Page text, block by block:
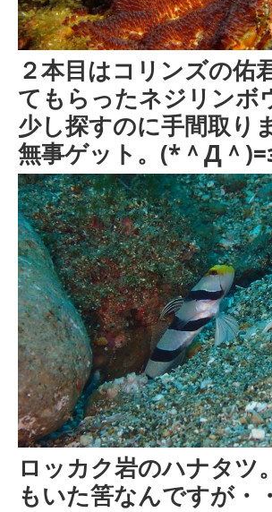
２本目はコリンズの佑
てもらったネジリンボ
少し探すのに手間取り
無事ゲット。(*＾Д＾
ロッカク岩のハナタツ
もいた筈なんですが・